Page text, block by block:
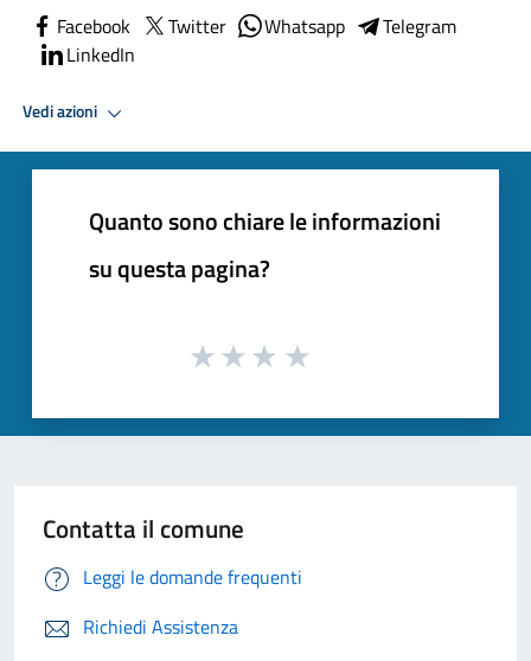
Facebook Twitter Whatsapp
Telegram
LinkedIn
Vedi azioni
Quanto sono chiare le informazioni
su questa pagina?
Contatta il comune
Leggi le domande frequenti
Richiedi Assistenza